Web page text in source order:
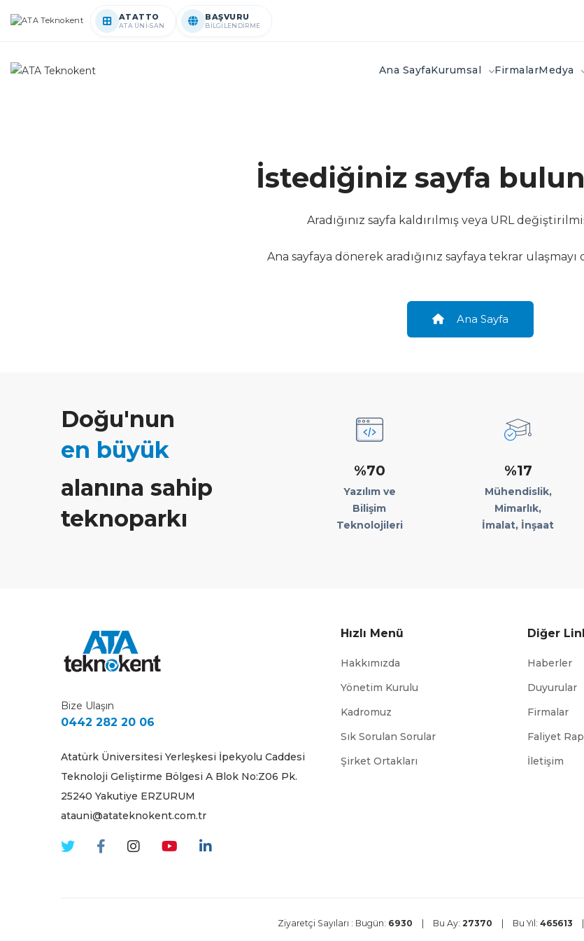
ATATTO
ATA ÜNİ-SAN
BAŞVURU
BİLGİLENDİRME
Ana SayfaKurumsal FirmalarMedya
İstediğiniz sayfa
Aradığınız sayfa kaldırılmış veya URL
Ana sayfaya dönerek aradığınız sayfaya tekrar
Ana Sayfa
Doğu'nun
en büyük
alanına sahip
teknoparkı
%70
Yazılım ve
Bilişim
Teknolojileri
%17
Mühendislik,
Mimarlık,
İmalat, İnşaat
Bize Ulaşın
0442 282 20 06
Atatürk Üniversitesi Yerleşkesi İpekyolu Caddesi
Teknoloji Geliştirme Bölgesi A Blok No:Z06 Pk.
25240 Yakutiye ERZURUM
atauni@atateknokent.com.tr
Hızlı Menü
Hakkımızda
Yönetim Kurulu
Kadromuz
Sık Sorulan Sorular
Şirket Ortakları
Diğer
Haberler
Duyurular
Firmalar
Faliyet
İletişim
ABİGEM TÜİK DEİK
Ziyaretçi Sayıları : Bugün: 6930 Bu Ay: 27370 Bu Yıl: 465613